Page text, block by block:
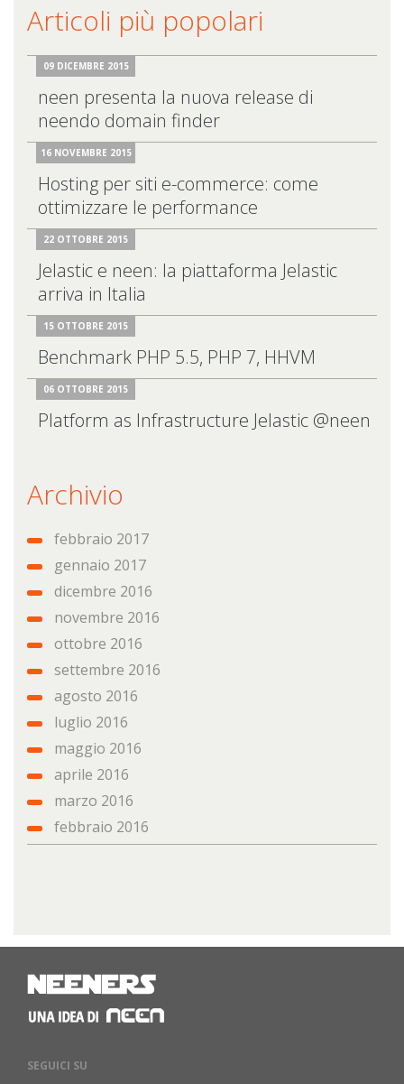
Articoli più popolari
09 DICEMBRE 2015
neen presenta la nuova release di
neendo domain finder
16 NOVEMBRE 2015
Hosting per siti e-commerce: come
ottimizzare le performance
22 OTTOBRE 2015
Jelastic e neen: la piattaforma Jelastic
arriva in Italia
15 OTTOBRE 2015
Benchmark PHP 5.5, PHP 7, HHVM
06 OTTOBRE 2015
Platform as Infrastructure Jelastic @neen
Archivio
febbraio 2017
gennaio 2017
dicembre 2016
novembre 2016
ottobre 2016
settembre 2016
agosto 2016
luglio 2016
maggio 2016
aprile 2016
marzo 2016
febbraio 2016
SEGUICI SU